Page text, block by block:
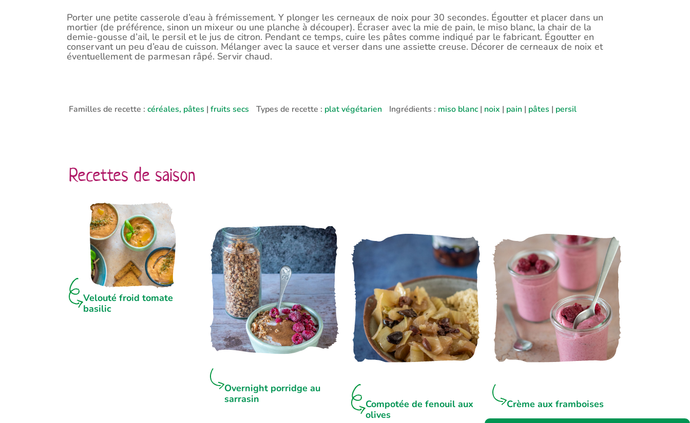
Porter une petite casserole d’eau à frémissement. Y plonger les cerneaux de noix pour 30 secondes. Égoutter et placer dans un
mortier (de préférence, sinon un mixeur ou une planche à découper). Écraser avec la mie de pain, le miso blanc, la chair de la
demie-gousse d’ail, le persil et le jus de citron. Pendant ce temps, cuire les pâtes comme indiqué par le fabricant. Égoutter en
conservant un peu d’eau de cuisson. Mélanger avec la sauce et verser dans une assiette creuse. Décorer de cerneaux de noix et
éventuellement de parmesan râpé. Servir chaud.
Familles de recette :céréales, pâtes |fruits secs Types de recette : plat végétarien Ingrédients : miso blanc| noix | pain | pâtes | persil
Recettes de saison
Velouté froid tomate
basilic
Overnight porridge au
sarrasin
Compotée de fenouil aux
olives
Crème aux framboises